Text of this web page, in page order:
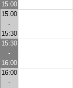
15:00
15:00
-
15:30
15:30
-
16:00
16:00
-